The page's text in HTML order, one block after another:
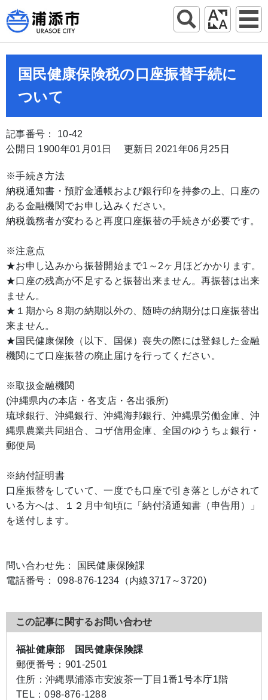
国民健康保険税の口座振替手続に
ついて
記事番号： 10-42
公開日 1900年01月01日
更新日 2021年06月25日
※手続き方法
納税通知書・預貯金通帳および銀行印を持参の上、口座の
ある金融機関でお申し込みください。
納税義務者が変わると再度口座振替の手続きが必要です。
※注意点
★お申し込みから振替開始まで1～2ヶ月ほどかかります。
★口座の残高が不足すると振替出来ません。再振替は出来
ません。
★１期から８期の納期以外の、随時の納期分は口座振替出
来ません。
★国民健康保険（以下、国保）喪失の際には登録した金融
機関にて口座振替の廃止届けを行ってください。
※取扱金融機関
(沖縄県内の本店・各支店・各出張所)
琉球銀行、沖縄銀行、沖縄海邦銀行、沖縄県労働金庫、沖
縄県農業共同組合、コザ信用金庫、全国のゆうちょ銀行・
郵便局
※納付証明書
口座振替をしていて、一度でも口座で引き落としがされて
いる方へは、１２月中旬頃に「納付済通知書（申告用）」
を送付します。
問い合わせ先： 国民健康保険課
電話番号： 098-876-1234（内線3717～3720)
この記事に関するお問い合わせ
福祉健康部 国民健康保険課
郵便番号： 901-2501
住所： 沖縄県浦添市安波茶一丁目1番1号本庁1階
TEL：098-876-1288